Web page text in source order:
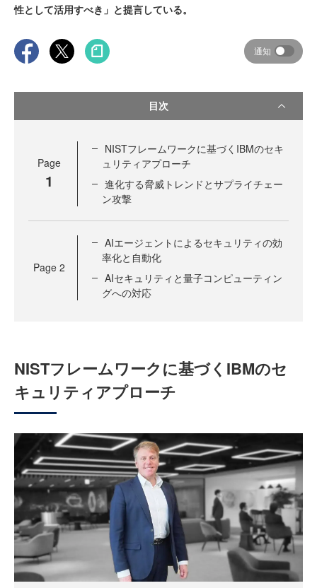
性として活用すべき」と提言している。
通知
目次
Page
1
NISTフレームワークに基づくIBMのセキ
ュリティアプローチ
進化する脅威トレンドとサプライチェー
ン攻撃
Page 2
AIエージェントによるセキュリティの効
率化と自動化
AIセキュリティと量子コンピューティン
グへの対応
NISTフレームワークに基づくIBMのセ
キュリティアプローチ